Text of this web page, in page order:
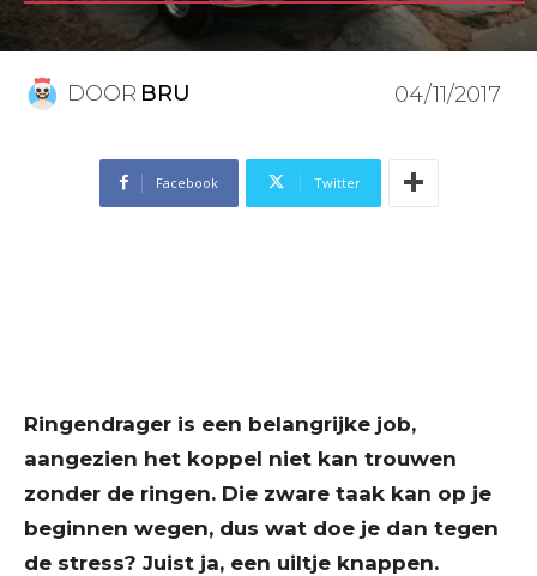
DOOR BRU 04/11/2017
Facebook Twitter
Ringendrager is een belangrijke job,
aangezien het koppel niet kan trouwen
zonder de ringen. Die zware taak kan op je
beginnen wegen, dus wat doe je dan tegen
de stress? Juist ja, een uiltje knappen.